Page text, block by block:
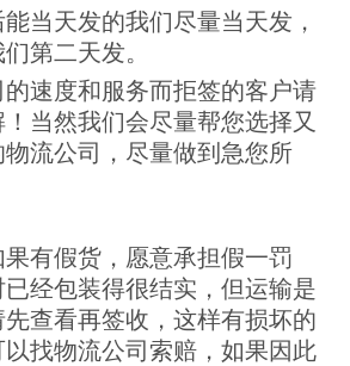
当天发的我们尽量当天发，
第二天发。
速度和服务而拒签的客户请
当然我们会尽量帮您选择又
流公司，尽量做到急您所
有假货，愿意承担假一罚
经包装得很结实，但运输是
查看再签收，这样有损坏的
找物流公司索赔，如果因此